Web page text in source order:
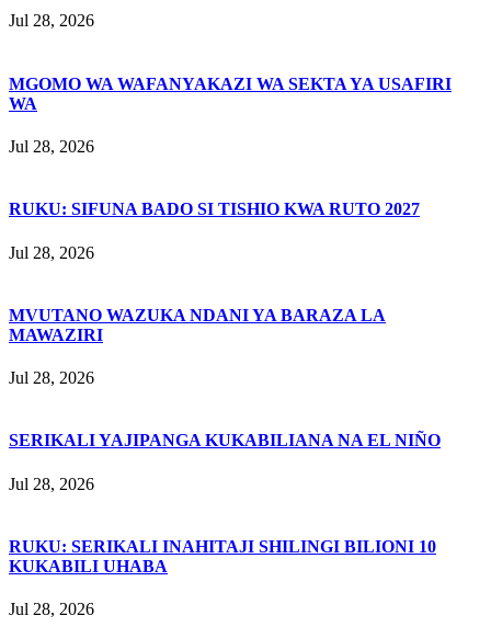
Jul 28, 2026
MGOMO WA WAFANYAKAZI WA SEKTA YA USAFIRI
WA
Jul 28, 2026
RUKU: SIFUNA BADO SI TISHIO KWA RUTO 2027
Jul 28, 2026
MVUTANO WAZUKA NDANI YA BARAZA LA
MAWAZIRI
Jul 28, 2026
SERIKALI YAJIPANGA KUKABILIANA NA EL NIÑO
Jul 28, 2026
RUKU: SERIKALI INAHITAJI SHILINGI BILIONI 10
KUKABILI UHABA
Jul 28, 2026